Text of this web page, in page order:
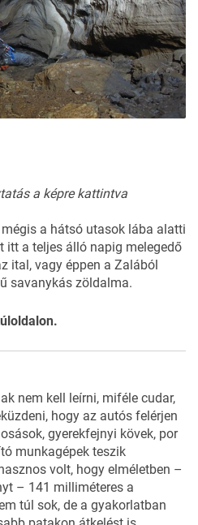
a képre kattintva
a hátsó utasok lába alatti
itt a teljes álló napig melegedő
ital, vagy éppen a Zalából
savanykás zöldalma.
.
nem kell leírni, miféle cudar,
hogy az autós felérjen
gyerekfejnyi kövek, por
munkagépek teszik
volt, hogy elméletben –
– 141 milliméteres a
túl sok, de a gyakorlatban